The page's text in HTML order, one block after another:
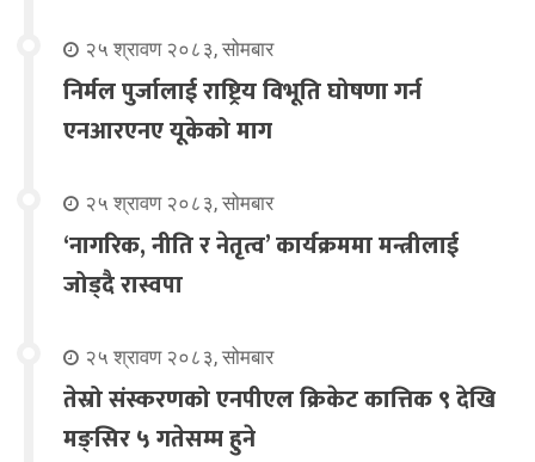
२५ श्रावण २०८३, सोमबार
निर्मल पुर्जालाई राष्ट्रिय विभूति घोषणा गर्न
एनआरएनए यूकेको माग
२५ श्रावण २०८३, सोमबार
‘नागरिक, नीति र नेतृत्व’ कार्यक्रममा मन्त्रीलाई
जोड्दै रास्वपा
२५ श्रावण २०८३, सोमबार
तेस्रो संस्करणको एनपीएल क्रिकेट कात्तिक ९ देखि
मङ्सिर ५ गतेसम्म हुने